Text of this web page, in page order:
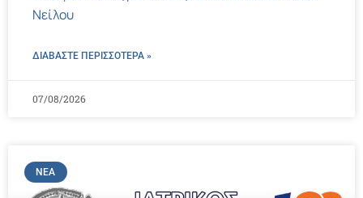
Νείλου
ΔΙΑΒΑΣΤΕ ΠΕΡΙΣΣΌΤΕΡΑ »
07/08/2026
ΝΈΑ